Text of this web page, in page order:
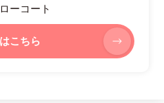
ーコート
こちら